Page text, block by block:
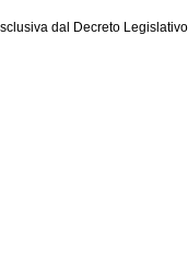
dal Decreto